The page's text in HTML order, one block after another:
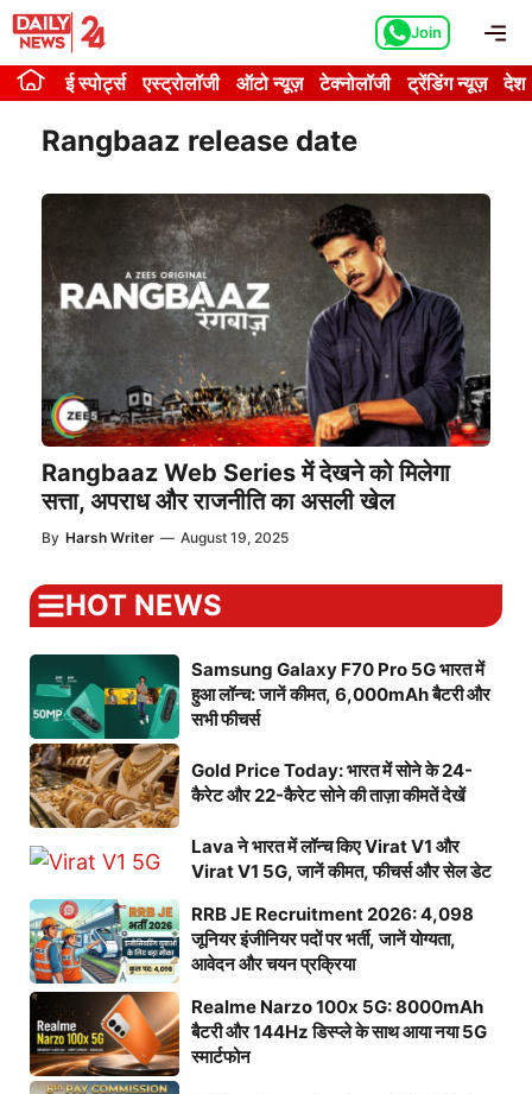
Skip
content
Join
ई स्पोर्ट्स एस्ट्रोलॉजी ऑटो न्यूज़ टेक्नोलॉजी ट्रेंडिंग न्यूज़ देश
Rangbaaz release date
Rangbaaz Web Series में देखने को मिलेगा
सत्ता, अपराध और राजनीति का असली खेल
By Harsh Writer — August 19, 2025
HOT NEWS
Samsung Galaxy F70 Pro 5G भारत में
हुआ लॉन्च: जानें कीमत, 6,000mAh बैटरी और
सभी फीचर्स
Gold Price Today: भारत में सोने के 24-
कैरेट और 22-कैरेट सोने की ताज़ा कीमतें देखें
Lava ने भारत में लॉन्च किए Virat V1 और
Virat V1 5G, जानें कीमत, फीचर्स और सेल डेट
RRB JE Recruitment 2026: 4,098
जूनियर इंजीनियर पदों पर भर्ती, जानें योग्यता,
आवेदन और चयन प्रक्रिया
Realme Narzo 100x 5G: 8000mAh
बैटरी और 144Hz डिस्प्ले के साथ आया नया 5G
स्मार्टफोन